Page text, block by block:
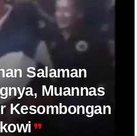
Salaman
Muannas
Kesombongan